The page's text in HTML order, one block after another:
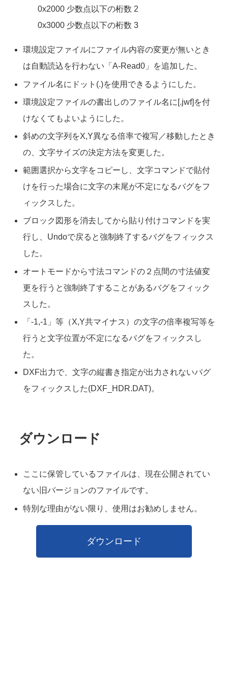
0x2000 少数点以下の桁数 2
0x3000 少数点以下の桁数 3
環境設定ファイルにファイル内容の変更が無いとき
は自動読込を行わない「A-Read0」を追加した。
ファイル名にドット(.)を使用できるようにした。
環境設定ファイルの書出しのファイル名に[.jwf]を付
けなくてもよいようにした。
斜めの文字列をX,Y異なる倍率で複写／移動したとき
の、文字サイズの決定方法を変更した。
範囲選択から文字をコピーし、文字コマンドで貼付
けを行った場合に文字の末尾が不定になるバグをフ
ィックスした。
ブロック図形を消去してから貼り付けコマンドを実
行し、Undoで戻ると強制終了するバグをフィックス
した。
オートモードから寸法コマンドの２点間の寸法値変
更を行うと強制終了することがあるバグをフィック
スした。
「-1,-1」等（X,Y共マイナス）の文字の倍率複写等を
行うと文字位置が不定になるバグをフィックスし
た。
DXF出力で、文字の縦書き指定が出力されないバグ
をフィックスした(DXF_HDR.DAT)。
ダウンロード
ここに保管しているファイルは、現在公開されてい
ない旧バージョンのファイルです。
特別な理由がない限り、使用はお勧めしません。
ダウンロード